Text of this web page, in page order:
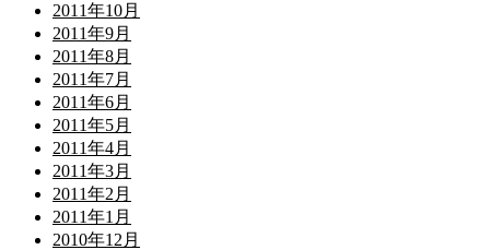
2011年10月
2011年9月
2011年8月
2011年7月
2011年6月
2011年5月
2011年4月
2011年3月
2011年2月
2011年1月
2010年12月